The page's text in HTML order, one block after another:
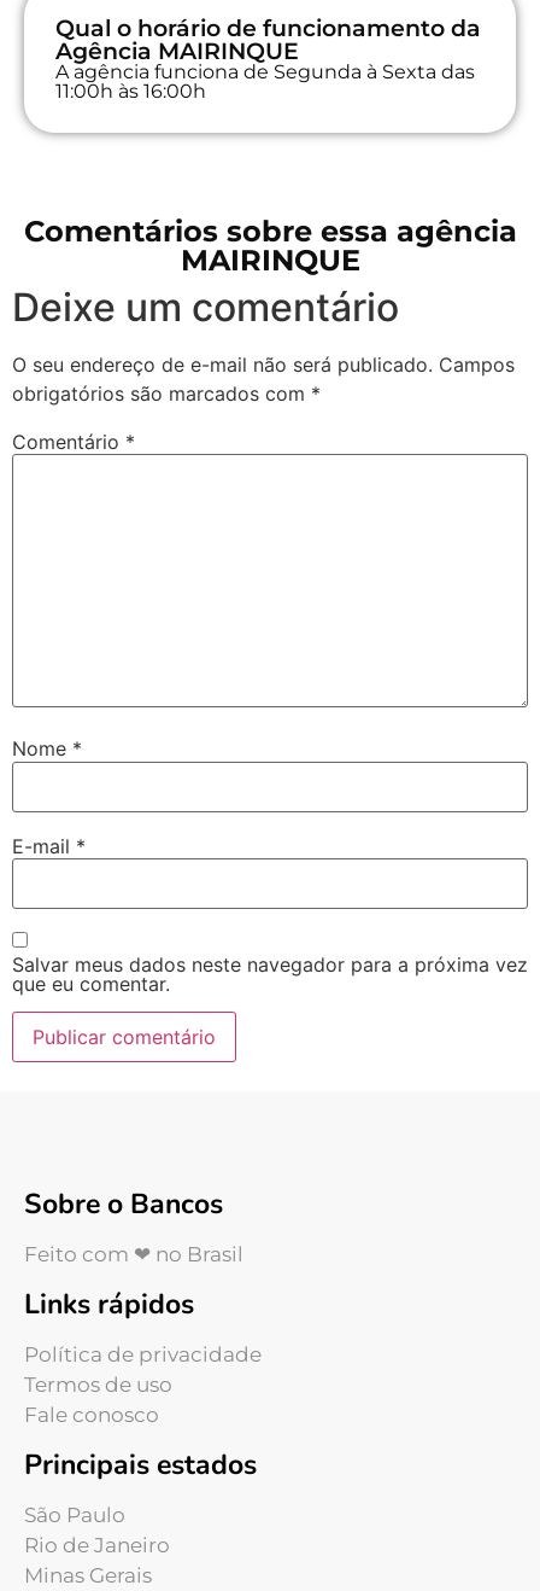
Qual o horário de funcionamento da
Agência MAIRINQUE
A agência funciona de Segunda à Sexta das
11:00h às 16:00h
Comentários sobre essa agência
MAIRINQUE
Deixe um comentário
O seu endereço de e-mail não será publicado. Campos
obrigatórios são marcados com *
Comentário *
Nome *
E-mail *
Salvar meus dados neste navegador para a próxima vez
que eu comentar.
Sobre o Bancos
Feito com ❤ no Brasil
Links rápidos
Política de privacidade
Termos de uso
Fale conosco
Principais estados
São Paulo
Rio de Janeiro
Minas Gerais